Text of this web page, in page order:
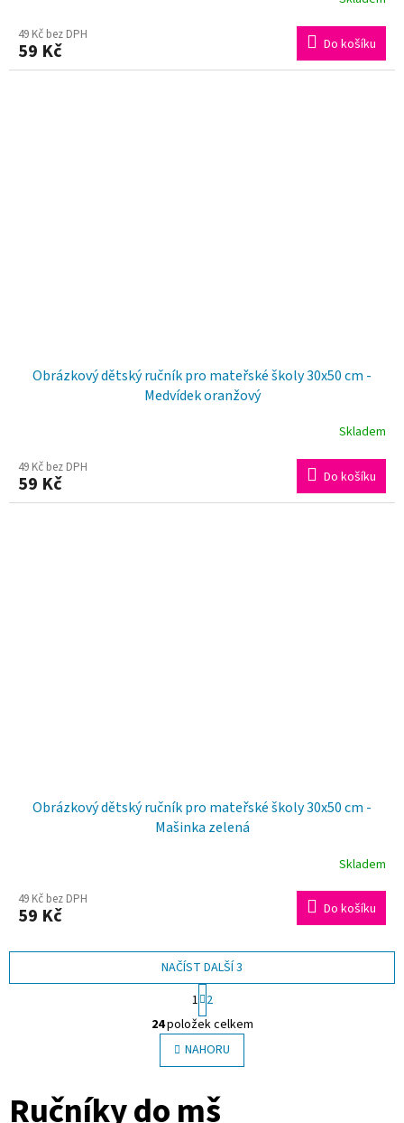
49 Kč bez DPH
59 Kč Do košíku
Obrázkový dětský ručník pro mateřské školy 30x50 cm -
Medvídek oranžový
Skladem
49 Kč bez DPH
59 Kč Do košíku
Obrázkový dětský ručník pro mateřské školy 30x50 cm -
Mašinka zelená
Skladem
49 Kč bez DPH
59 Kč Do košíku
O
v
l
á
a
NAČÍST DALŠÍ 3
S
t
r
á
n
k
v
á
1 2
24položek celkem
NAHORU
Ručníky do mš